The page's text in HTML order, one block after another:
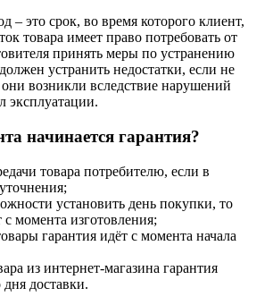
– это срок, во время которого клиент,
товара имеет право потребовать от
принять меры по устранению
устранить недостатки, если не
они возникли вследствие нарушений
эксплуатации.
начинается гарантия?
товара потребителю, если в
установить день покупки, то
с момента изготовления;
гарантия идёт с момента начала
из интернет-магазина гарантия
дня доставки.